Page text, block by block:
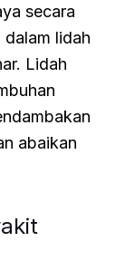
secara
lidah
Lidah
abaikan